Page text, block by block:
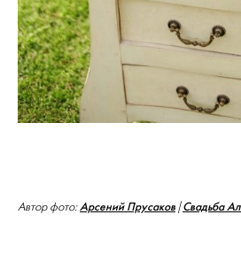
Автор фото:Арсений Прусаков |Свадьба